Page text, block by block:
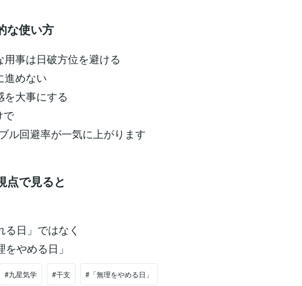
な使い方
事は日破方位を避ける
進めない
大事にする
で
ル回避率が一気に上がります
点で見ると
日」ではなく
やめる日」
#九星気学 #干支 #「無理をやめる日」